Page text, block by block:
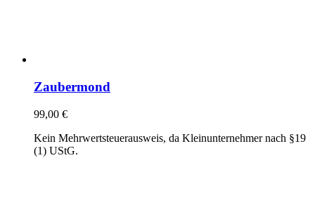
Zaubermond
99,00 €
Kein Mehrwertsteuerausweis, da Kleinunternehmer nach §19
(1) UStG.